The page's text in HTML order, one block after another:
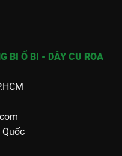
BI Ổ BI - DÂY CU ROA